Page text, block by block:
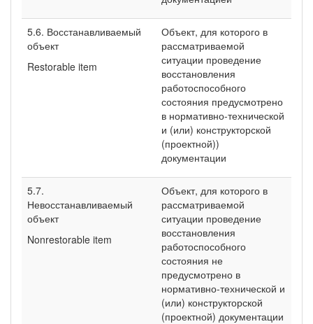
5.6. Восстанавливаемый
объект
Restorable item
Объект, для которого в
рассматриваемой
ситуации проведение
восстановления
работоспособного
состояния предусмотрено
в нормативно-технической
и (или) конструкторской
(проектной))
документации
5.7.
Невосстанавливаемый
объект
Nonrestorable item
Объект, для которого в
рассматриваемой
ситуации проведение
восстановления
работоспособного
состояния не
предусмотрено в
нормативно-технической и
(или) конструкторской
(проектной) документации